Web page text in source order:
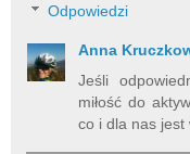
Odpowiedzi
Anna
Jeśli
miłość do
co i dla nas jest